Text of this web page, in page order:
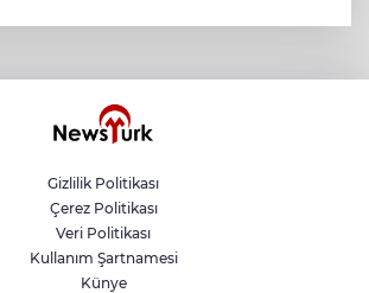
Kutlu Parti ilk olağan kurultayını yaptı...
Yusuf Halaçoğlu yeniden Genel Başkan
Karacabey'de 38 bin 850 dekar arazi
modern sulamaya kavuşuyor
Gizlilik Politikası
Çerez Politikası
Veri Politikası
Kullanım Şartnamesi
Künye